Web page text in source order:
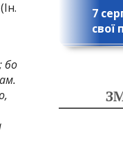
бо
7
свої